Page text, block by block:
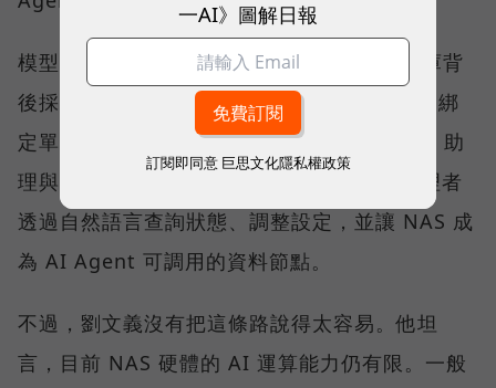
模型的選擇權，QNAP 刻意留給客戶。知識庫背
後採用哪一個模型，可由企業依需求決定，不綁
定單一 AI 供應商。QNAP 也以 QuAgent AI 助
理與模型情境協定（MCP）相關能力，讓管理者
透過自然語言查詢狀態、調整設定，並讓 NAS 成
為 AI Agent 可調用的資料節點。
不過，劉文義沒有把這條路說得太容易。他坦
言，目前 NAS 硬體的 AI 運算能力仍有限。一般
一AI》圖解日報
訂閱即同意 巨思文化隱私權政策